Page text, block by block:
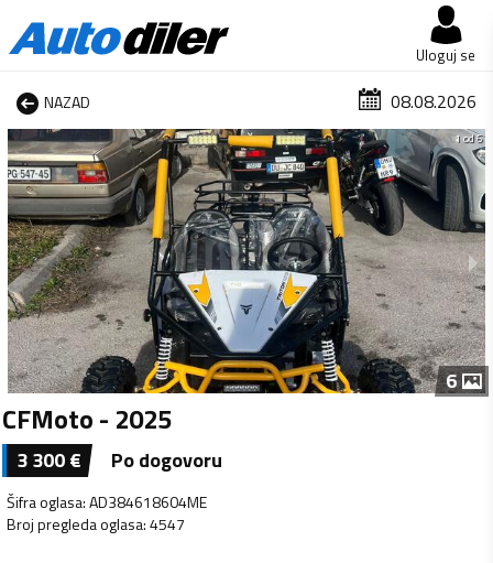
Uloguj se
NAZAD 08.08.2026
1 od 6
6
CFMoto - 2025
3 300€ Po dogovoru
Šifra oglasa:AD384618604ME
Broj pregleda oglasa:4547